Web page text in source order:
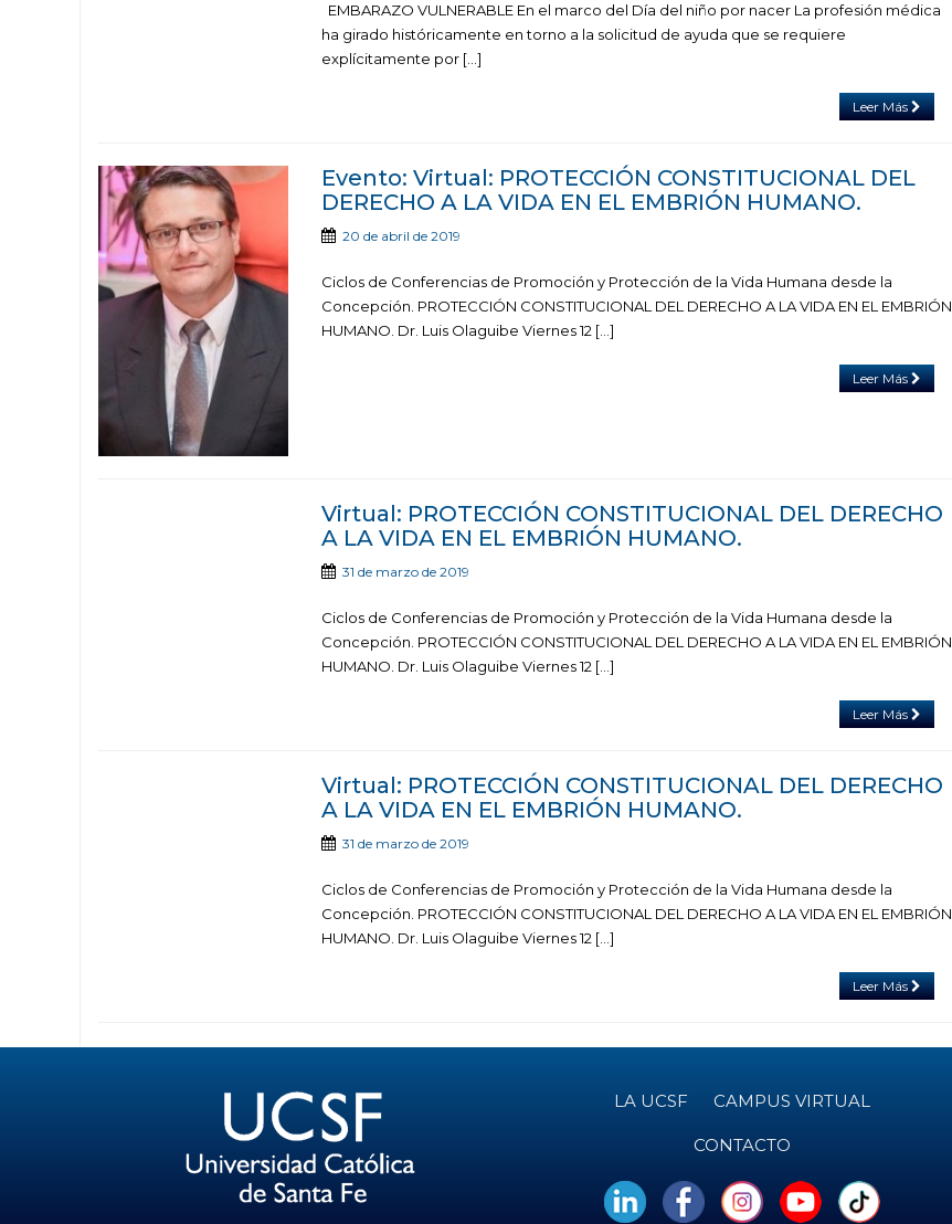
EMBARAZO VULNERABLE En el marco del Día del niño por nacer La profesión médica
ha girado históricamente en torno a la solicitud de ayuda que se requiere
explícitamente por […]
Leer Más
Evento: Virtual: PROTECCIÓN CONSTITUCIONAL DEL
DERECHO A LA VIDA EN EL EMBRIÓN HUMANO.
20 de abril de 2019
Ciclos de Conferencias de Promoción y Protección de la Vida Humana desde la
Concepción. PROTECCIÓN CONSTITUCIONAL DEL DERECHO A LA VIDA EN EL EMBRIÓN
HUMANO. Dr. Luis Olaguibe Viernes 12 […]
Leer Más
Virtual: PROTECCIÓN CONSTITUCIONAL DEL DERECHO
A LA VIDA EN EL EMBRIÓN HUMANO.
31 de marzo de 2019
Ciclos de Conferencias de Promoción y Protección de la Vida Humana desde la
Concepción. PROTECCIÓN CONSTITUCIONAL DEL DERECHO A LA VIDA EN EL EMBRIÓN
HUMANO. Dr. Luis Olaguibe Viernes 12 […]
Leer Más
Virtual: PROTECCIÓN CONSTITUCIONAL DEL DERECHO
A LA VIDA EN EL EMBRIÓN HUMANO.
31 de marzo de 2019
Ciclos de Conferencias de Promoción y Protección de la Vida Humana desde la
Concepción. PROTECCIÓN CONSTITUCIONAL DEL DERECHO A LA VIDA EN EL EMBRIÓN
HUMANO. Dr. Luis Olaguibe Viernes 12 […]
Leer Más
LA UCSF CAMPUS VIRTUAL
CONTACTO